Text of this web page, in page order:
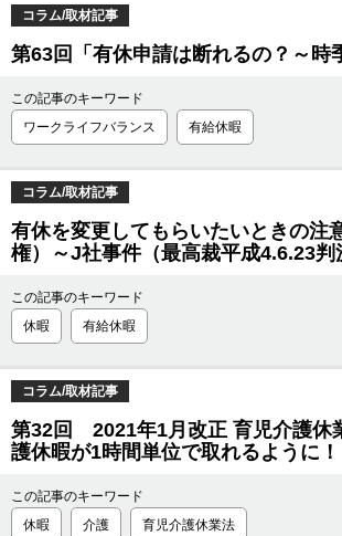
コラム/取材記事
第63回「有休申請は断れるの？～時
この記事のキーワード
ワークライフバランス
有給休暇
コラム/取材記事
有休を変更してもらいたいときの注
権）～J社事件（最高裁平成4.6.23判
この記事のキーワード
休暇
有給休暇
コラム/取材記事
第32回 2021年1月改正 育児介護
護休暇が1時間単位で取れるように！
この記事のキーワード
休暇
介護 育児介護休業法